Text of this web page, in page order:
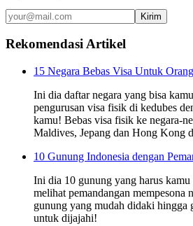
Kirim
Rekomendasi Artikel
15 Negara Bebas Visa Untuk
Ini dia daftar negara yang bisa
pengurusan visa fisik di kedubes
kamu! Bebas visa fisik ke negara-
Maldives, Jepang dan Hong Kong
10 Gunung Indonesia dengan
Ini dia 10 gunung yang harus
melihat pemandangan mempesona
gunung yang mudah didaki hingga
untuk dijajahi!